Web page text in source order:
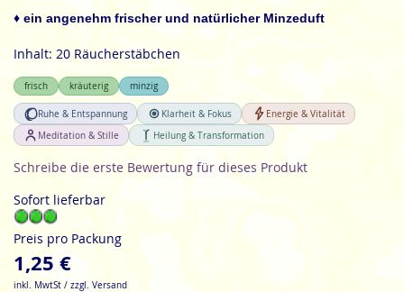
Bildgalerie
springen
♦ ein angenehm frischer und natürlicher Minzeduft
Inhalt: 20 Räucherstäbchen
frisch kräuterig minzig
Ruhe & Entspannung Klarheit & Fokus
Energie & Vitalität
Meditation & Stille
Heilung & Transformation
Schreibe die erste Bewertung für dieses Produkt
Sofort lieferbar
Preis pro Packung
1,25 €
inkl. MwtSt / zzgl. Versand